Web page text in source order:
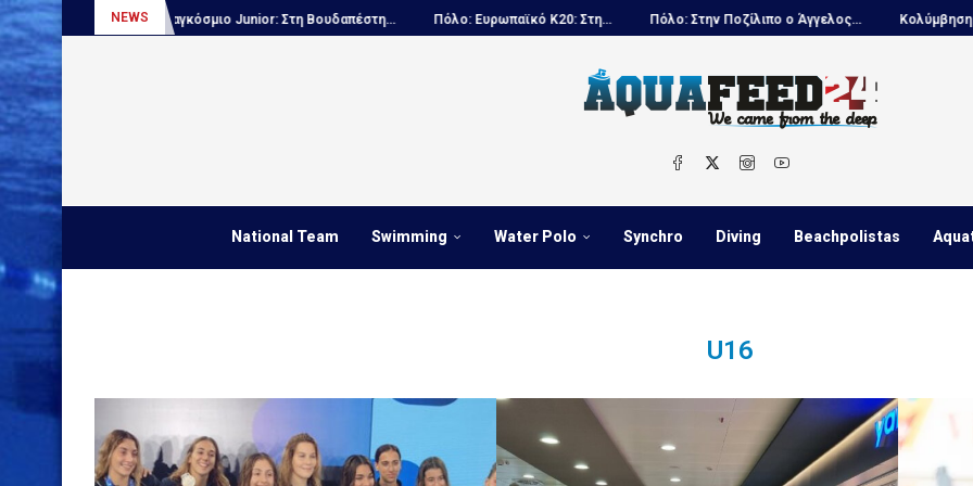
NEWS
Καλλιτεχνική Παγκόσμιο Junior: Στη Βουδαπέστη... Πόλο: Ευρωπαϊκό Κ20: Στη... Πόλο: Στην Ποζίλιπο ο Άγγελος... Κολύμβηση:
National Team Swimming Water Polo Synchro Diving Beachpolistas
U16